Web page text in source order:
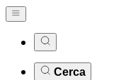
Cerca